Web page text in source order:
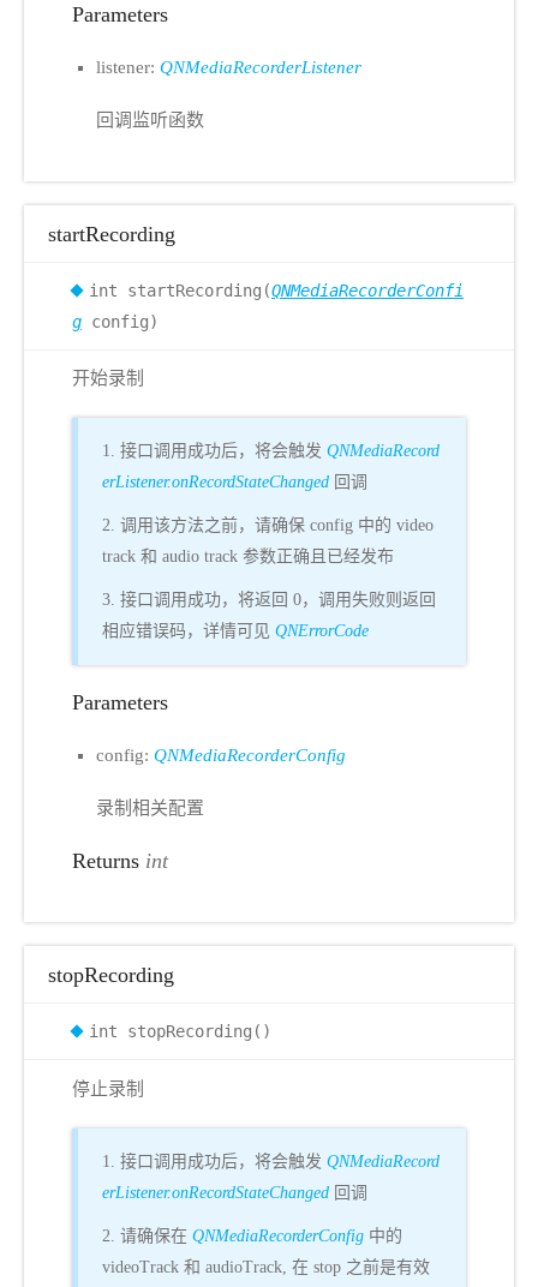
Parameters
listener: QNMediaRecorderListener
回调监听函数
startRecording
int startRecording(QNMediaRecorderConfi
g config)
开始录制
1. 接口调用成功后，将会触发 QNMediaRecord
erListener.onRecordStateChanged 回调
2. 调用该方法之前，请确保 config 中的 video
track 和 audio track 参数正确且已经发布
3. 接口调用成功，将返回 0，调用失败则返回
相应错误码，详情可见 QNErrorCode
Parameters
config: QNMediaRecorderConfig
录制相关配置
Returns int
stopRecording
int stopRecording()
停止录制
1. 接口调用成功后，将会触发 QNMediaRecord
erListener.onRecordStateChanged 回调
2. 请确保在 QNMediaRecorderConfig 中的
videoTrack 和 audioTrack, 在 stop 之前是有效